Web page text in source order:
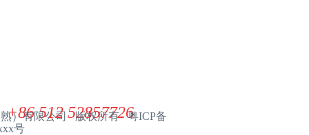
+86 512 52857726
）有限公司 版权所有 粤ICP备
号